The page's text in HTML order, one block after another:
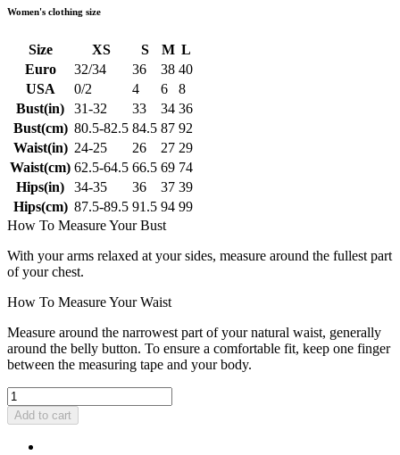
Women's clothing size
Size XS S M L
Euro
32/34 36 38 40
USA
0/2 4 6
8
Bust(in)
31-32 33 34 36
Bust(cm) 80.5-82.5 84.5 87 92
Waist(in) 24-25 26 27 29
Waist(cm) 62.5-64.5 66.5 69 74
Hips(in)
34-35 36 37 39
Hips(cm) 87.5-89.5 91.5 94 99
How To Measure Your Bust
With your arms relaxed at your sides, measure around the fullest part
of your chest.
How To Measure Your Waist
Measure around the narrowest part of your natural waist, generally
around the belly button. To ensure a comfortable fit, keep one finger
between the measuring tape and your body.
Add to cart